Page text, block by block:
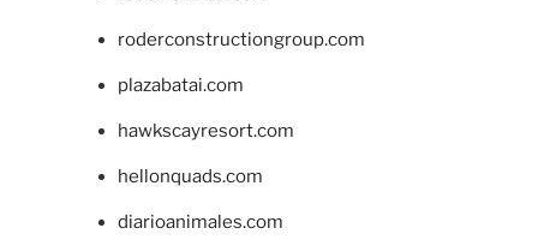
roderconstructiongroup.com
plazabatai.com
hawkscayresort.com
hellonquads.com
diarioanimales.com